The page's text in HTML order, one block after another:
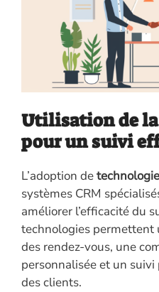
Utilisation de
pour un suivi
L’adoption de
systèmes CRM
améliorer l’efficacité du
technologies permettent
des rendez-vous, une
personnalisée et un
des clients.